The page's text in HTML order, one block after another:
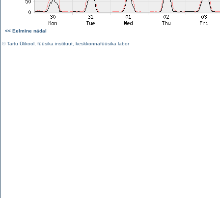
<< Eelmine nädal
©Tartu Ülikool füüsika instituut keskkonnafüüsika labor